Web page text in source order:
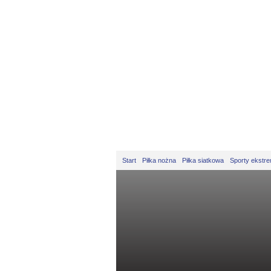
Start Piłka nożna Piłka siatkowa Sporty